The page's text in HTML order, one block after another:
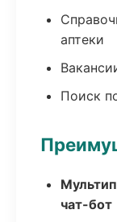
аптеки
Поиск
чат-бот